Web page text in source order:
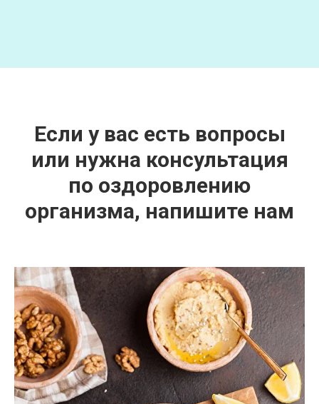
Если у вас есть вопросы
или нужна консультация
по оздоровлению
организма, напишите нам